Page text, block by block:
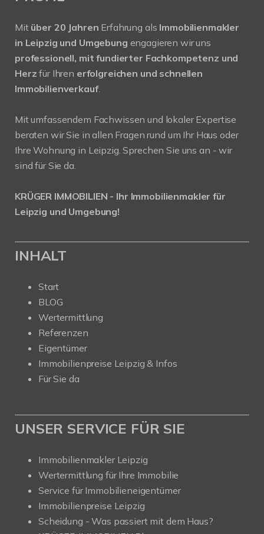
Mit über 20 Jahren Erfahrung als Immobilienmakler
in Leipzig und Umgebung engagieren wir uns
professionell, mit fundierter Fachkompetenz und
Herz für Ihren erfolgreichen und schnellen
Immobilienverkauf.
Mit umfassendem Fachwissen und lokaler Expertise
beraten wir Sie in allen Fragen rund um Ihr Haus oder
Ihre Wohnung in Leipzig. Sprechen Sie uns an - wir
sind für Sie da.
KRÜGER IMMOBILIEN - Ihr Immobilienmakler für
Leipzig und Umgebung!
INHALT
Start
BLOG
Wertermittlung
Referenzen
Eigentümer
Immobilienpreise Leipzig & Infos
Für Sie da
UNSER SERVICE FÜR SIE
Immobilienmakler Leipzig
Wertermittlung für Ihre Immobilie
Service für Immobilieneigentümer
Immobilienpreise Leipzig
Scheidung - Was passiert mit dem Haus?